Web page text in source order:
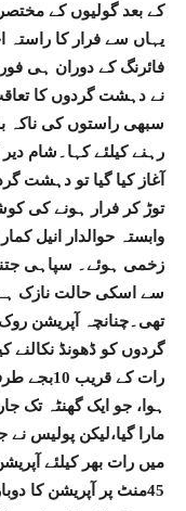
کے بعد گولیوں کے
یہاں سے فرار کا راستہ
فائرنگ کے دوران ہی
نے دہشت گردوں کا
سبھی راستوں کی ناکہ
رہنے کیلئے کہا۔شام
آغاز کیا گیا تو دہشت
زخمی ہوئے۔ سپاہی
سے اسکی حالت نازک
گردوں کو ڈھونڈ نکالنے
رات کے
ہوا، جو ایک گھنٹہ تک
مارا گیا،لیکن پولیس
45منٹ پر آپریشن کا